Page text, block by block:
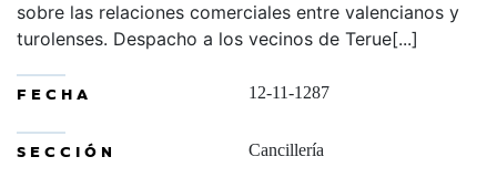
sobre las relaciones comerciales entre valencianos y
turolenses. Despacho a los vecinos de Terue[...]
FECHA 12-11-1287
SECCIÓN Cancillería